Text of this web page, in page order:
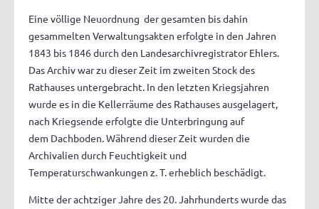
Eine völlige Neuordnung der gesamten bis dahin
gesammelten Verwaltungsakten erfolgte in den Jahren
1843 bis 1846 durch den Landesarchivregistrator Ehlers.
Das Archiv war zu dieser Zeit im zweiten Stock des
Rathauses untergebracht. In den letzten Kriegsjahren
wurde es in die Kellerräume des Rathauses ausgelagert,
nach Kriegsende erfolgte die Unterbringung auf
dem Dachboden. Während dieser Zeit wurden die
Archivalien durch Feuchtigkeit und
Temperaturschwankungen z. T. erheblich beschädigt.
Mitte der achtziger Jahre des 20. Jahrhunderts wurde das